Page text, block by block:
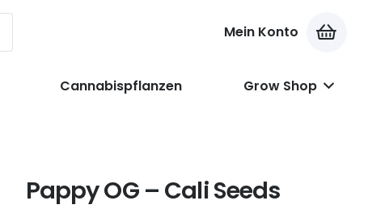
Mein Konto
Cannabispflanzen Grow Shop
Pappy OG – Cali Seeds